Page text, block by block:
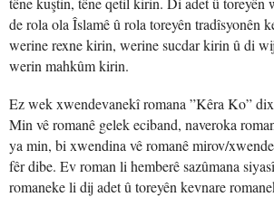
de rola ola Îslamê û rola toreyên tradîsyonên
werine rexne kirin, werine sucdar kirin û di
werin mahkûm kirin.
Ez wek xwendevanekî romana ”Kêra Ko”
Min vê romanê gelek eciband, naveroka
ya min, bi xwendina vê romanê mirov/
fêr dibe. Ev roman li hemberê sazûmana
romaneke li dij adet û toreyên kevnare